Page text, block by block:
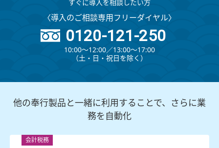
すぐに導入を相談したい方
〈導入のご相談専用フリーダイヤル〉
0120-121-250
10:00～12:00∕13:00～17:00
（⼟・⽇・祝⽇を除く）
他の奉行製品と一緒に利用することで、さらに業
務を自動化
会計税務